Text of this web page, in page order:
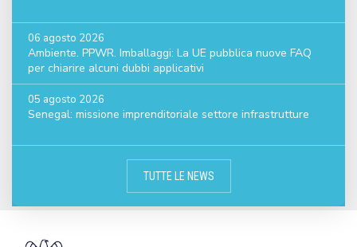
06 agosto 2026
Ambiente. PPWR. Imballaggi: La UE pubblica nuove FAQ
per chiarire alcuni dubbi applicativi
05 agosto 2026
Senegal: missione imprenditoriale settore infrastrutture
TUTTE LE NEWS